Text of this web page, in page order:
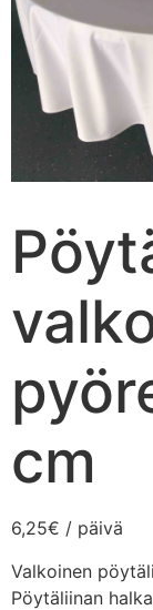
cm
6,25€ / päivä
Valkoinen
Pöytäliinan